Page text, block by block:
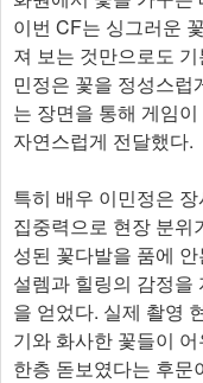
이번 CF는 싱그러운
져 보는 것만으로도
민정은 꽃을 정성스
는 장면을 통해 게임
자연스럽게 전달했다.
특히 배우 이민정은
집중력으로 현장 분위
성된 꽃다발을 품에
설렘과 힐링의 감정을
을 얻었다. 실제 촬영
기와 화사한 꽃들이 어
한층 돋보였다는 후문